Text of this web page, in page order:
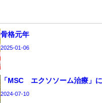
骨格元年
2025-01-06
「MSC エクソソーム治療」
2024-07-10